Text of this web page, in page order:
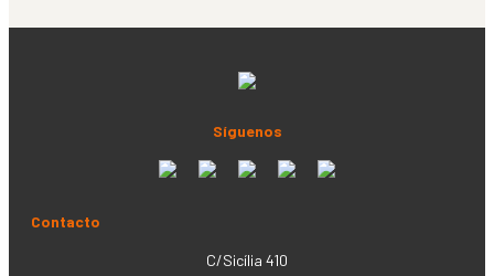
Síguenos
Contacto
C/Sicília 410